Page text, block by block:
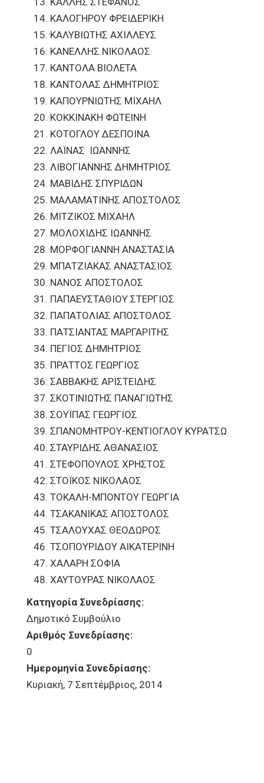
ΚΑΛΟΓΗΡΟΥ ΦΡΕΙΔΕΡΙΚΗ
ΚΑΛΥΒΙΩΤΗΣ ΑΧΙΛΛΕΥΣ
ΚΑΝΕΛΛΗΣ ΝΙΚΟΛΑΟΣ
ΚΑΝΤΟΛΑ ΒΙΟΛΕΤΑ
ΚΑΝΤΟΛΑΣ ΔΗΜΗΤΡΙΟΣ
ΚΑΠΟΥΡΝΙΩΤΗΣ ΜΙΧΑΗΛ
ΚΟΚΚΙΝΑΚΗ ΦΩΤΕΙΝΗ
ΚΟΤΟΓΛΟΥ ΔΕΣΠΟΙΝΑ
ΛΑΪΝΑΣ ΙΩΑΝΝΗΣ
ΛΙΒΟΓΙΑΝΝΗΣ ΔΗΜΗΤΡΙΟΣ
ΜΑΒΙΔΗΣ ΣΠΥΡΙΔΩΝ
ΜΑΛΑΜΑΤΙΝΗΣ ΑΠΟΣΤΟΛΟΣ
ΜΙΤΖΙΚΟΣ ΜΙΧΑΗΛ
ΜΟΛΟΧΙΔΗΣ ΙΩΑΝΝΗΣ
ΜΟΡΦΟΓΙΑΝΝΗ ΑΝΑΣΤΑΣΙΑ
ΜΠΑΤΖΙΑΚΑΣ ΑΝΑΣΤΑΣΙΟΣ
ΝΑΝΟΣ ΑΠΟΣΤΟΛΟΣ
ΠΑΠΑΕΥΣΤΑΘΙΟΥ ΣΤΕΡΓΙΟΣ
ΠΑΠΑΤΟΛΙΑΣ ΑΠΟΣΤΟΛΟΣ
ΠΑΤΣΙΑΝΤΑΣ ΜΑΡΓΑΡΙΤΗΣ
ΠΕΓΙΟΣ ΔΗΜΗΤΡΙΟΣ
ΠΡΑΤΤΟΣ ΓΕΩΡΓΙΟΣ
ΣΑΒΒΑΚΗΣ ΑΡΙΣΤΕΙΔΗΣ
ΣΚΟΤΙΝΙΩΤΗΣ ΠΑΝΑΓΙΩΤΗΣ
ΣΟΥΪΠΑΣ ΓΕΩΡΓΙΟΣ
ΣΠΑΝΟΜΗΤΡΟΥ-ΚΕΝΤΙΟΓΛΟΥ ΚΥΡΑΤΣΩ
ΣΤΑΥΡΙΔΗΣ ΑΘΑΝΑΣΙΟΣ
ΣΤΕΦΟΠΟΥΛΟΣ ΧΡΗΣΤΟΣ
ΣΤΟΪΚΟΣ ΝΙΚΟΛΑΟΣ
ΤΟΚΑΛΗ-ΜΠΟΝΤΟΥ ΓΕΩΡΓΙΑ
ΤΣΑΚΑΝΙΚΑΣ ΑΠΟΣΤΟΛΟΣ
ΤΣΑΛΟΥΧΑΣ ΘΕΟΔΩΡΟΣ
ΤΣΟΠΟΥΡΙΔΟΥ ΑΙΚΑΤΕΡΙΝΗ
ΧΑΛΑΡΗ ΣΟΦΙΑ
ΧΑΥΤΟΥΡΑΣ ΝΙΚΟΛΑΟΣ
Κατηγορία Συνεδρίασης:
Δημοτικό Συμβούλιο
Αριθμός Συνεδρίασης:
0
Ημερομηνία Συνεδρίασης:
Κυριακή, 7 Σεπτέμβριος, 2014